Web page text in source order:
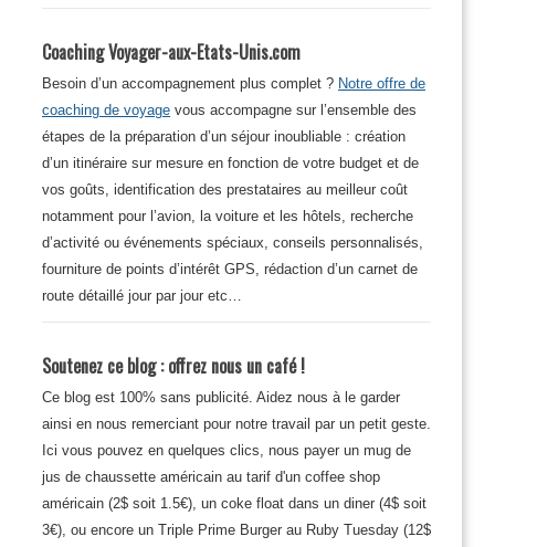
Coaching Voyager-aux-Etats-Unis.com
Besoin d’un accompagnement plus complet ? Notre offre de
coaching de voyage vous accompagne sur l’ensemble des
étapes de la préparation d’un séjour inoubliable : création
d’un itinéraire sur mesure en fonction de votre budget et de
vos goûts, identification des prestataires au meilleur coût
notamment pour l’avion, la voiture et les hôtels, recherche
d’activité ou événements spéciaux, conseils personnalisés,
fourniture de points d’intérêt GPS, rédaction d’un carnet de
route détaillé jour par jour etc…
Soutenez ce blog : offrez nous un café !
Ce blog est 100% sans publicité. Aidez nous à le garder
ainsi en nous remerciant pour notre travail par un petit geste.
Ici vous pouvez en quelques clics, nous payer un mug de
jus de chaussette américain au tarif d'un coffee shop
américain (2$ soit 1.5€), un coke float dans un diner (4$ soit
3€), ou encore un Triple Prime Burger au Ruby Tuesday (12$